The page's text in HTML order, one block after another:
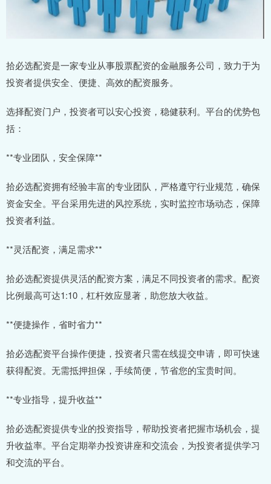
拾必选配资是一家专业从事股票配资的金融服务公司，致力于为
投资者提供安全、便捷、高效的配资服务。
选择配资门户，投资者可以安心投资，稳健获利。平台的优势包
括：
**专业团队，安全保障**
拾必选配资拥有经验丰富的专业团队，严格遵守行业规范，确保
资金安全。平台采用先进的风控系统，实时监控市场动态，保障
投资者利益。
**灵活配资，满足需求**
拾必选配资提供灵活的配资方案，满足不同投资者的需求。配资
比例最高可达1:10，杠杆效应显著，助您放大收益。
**便捷操作，省时省力**
拾必选配资平台操作便捷，投资者只需在线提交申请，即可快速
获得配资。无需抵押担保，手续简便，节省您的宝贵时间。
**专业指导，提升收益**
拾必选配资提供专业的投资指导，帮助投资者把握市场机会，提
升收益率。平台定期举办投资讲座和交流会，为投资者提供学习
和交流的平台。